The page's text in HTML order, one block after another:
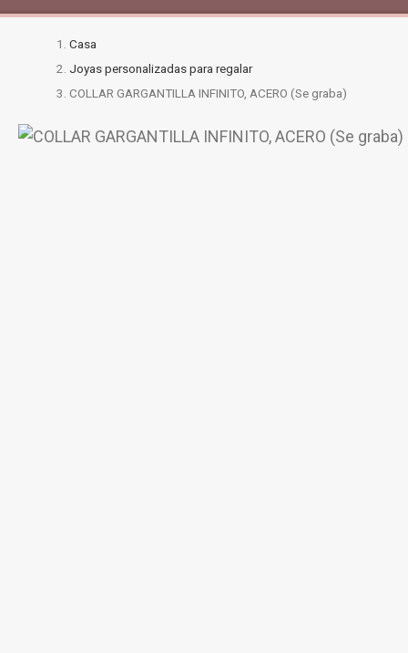
Casa
Joyas personalizadas para regalar
COLLAR GARGANTILLA INFINITO, ACERO (Se graba)